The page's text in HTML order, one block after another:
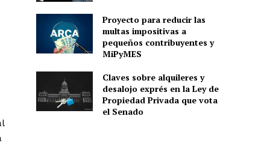
Proyecto para reducir las
multas impositivas a
pequeños contribuyentes y
MiPyMES
Claves sobre alquileres y
desalojo exprés en la Ley de
Propiedad Privada que vota
el Senado